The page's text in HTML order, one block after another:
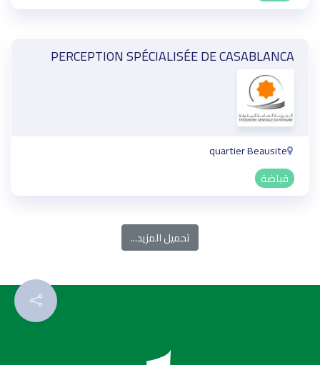
PERCEPTION SPÉCIALISÉE DE CASABLANCA
quartier Beausite
قباضة
تحميل المزيد...